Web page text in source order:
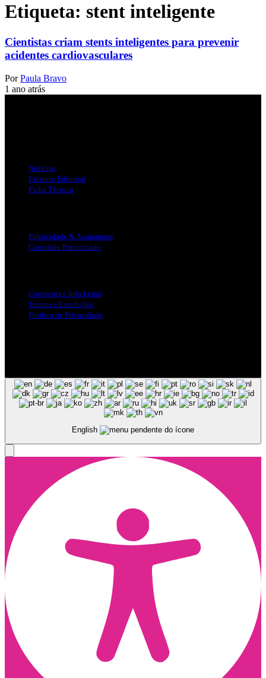
Etiqueta: stent inteligente
Cientistas criam stents inteligentes para prevenir
acidentes cardiovasculares
Por Paula Bravo
1 ano atrás
Notícias
Estatuto Editorial
Ficha Técnica
Publicidade & Assinaturas
Conteúdo Patrocinado
Contactos e Info Legal
Termos e Condições
Politica de Privacidade
English